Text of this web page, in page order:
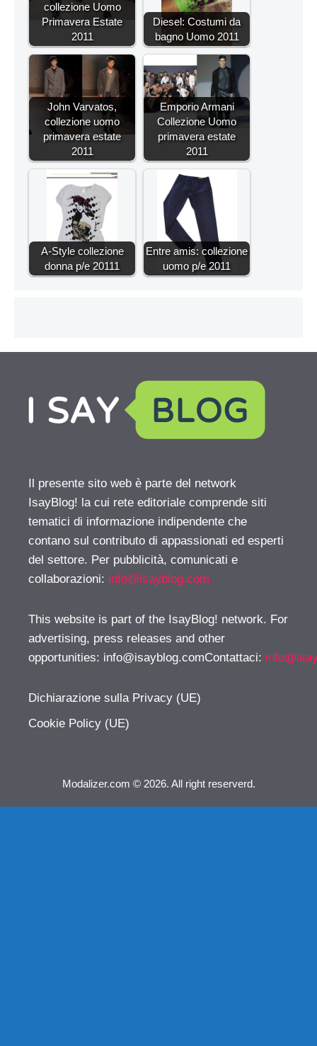
collezione Uomo
Primavera Estate
2011
Diesel: Costumi da
bagno Uomo 2011
John Varvatos,
collezione uomo
primavera estate
2011
Emporio Armani
Collezione Uomo
primavera estate
2011
A-Style collezione
donna p/e 20111
Entre amis: collezione
uomo p/e 2011
Il presente sito web è parte del network
IsayBlog! la cui rete editoriale comprende siti
tematici di informazione indipendente che
contano sul contributo di appassionati ed esperti
del settore. Per pubblicità, comunicati e
collaborazioni: info@isayblog.com
This website is part of the IsayBlog! network. For
advertising, press releases and other
opportunities: info@isayblog.comContattaci:
Dichiarazione sulla Privacy (UE)
Cookie Policy (UE)
Modalizer.com © 2026. All right reserverd.